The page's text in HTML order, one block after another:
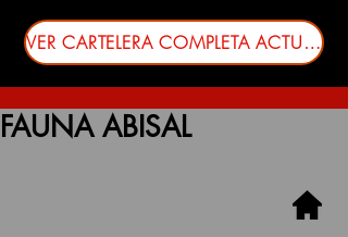
VER CARTELERA COMPLETA ACTUALIZADA
FAUNA ABISAL